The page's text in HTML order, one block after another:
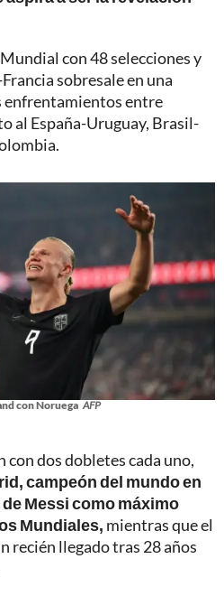
con 48 selecciones y
sobresale en una
enfrentamientos entre
al España-Uruguay, Brasil-
con Noruega AFP
con dos dobletes cada uno,
campeón del mundo en
Messi como máximo
Mundiales, mientras que el
recién llegado tras 28 años